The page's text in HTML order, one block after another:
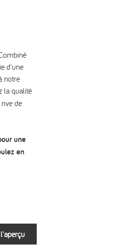
d'une
notre
la qualité
de
une
en